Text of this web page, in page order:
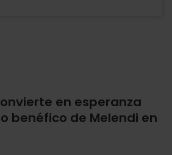
en esperanza
benéfico de Melendi en